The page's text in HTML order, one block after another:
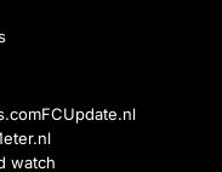
FCUpdate.nl
watch